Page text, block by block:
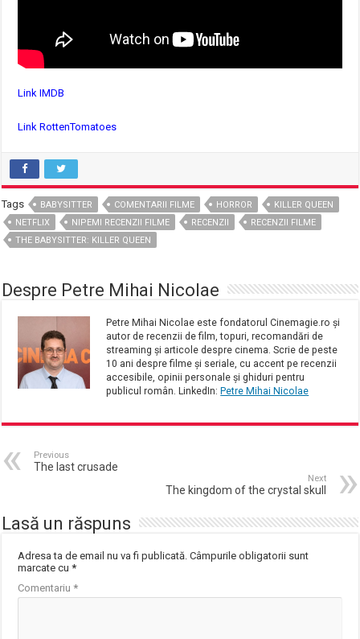
Link IMDB
Link RottenTomatoes
Tags BABYSITTER COMENTARII FILME HORROR
KILLER QUEEN
NETFLIX
NIPEMI RECENZII FILME RECENZII
RECENZII FILME
THE BABYSITTER: KILLER QUEEN
Despre Petre Mihai Nicolae
Petre Mihai Nicolae este fondatorul Cinemagie.ro și
autor de recenzii de film, topuri, recomandări de
streaming și articole despre cinema. Scrie de peste
10 ani despre filme și seriale, cu accent pe recenzii
accesibile, opinii personale și ghiduri pentru
publicul român. LinkedIn: Petre Mihai Nicolae
Previous
The last crusade
Next
The kingdom of the crystal skull
Lasă un răspuns
Adresa ta de email nu va fi publicată. Câmpurile obligatorii sunt
marcate cu*
Comentariu*